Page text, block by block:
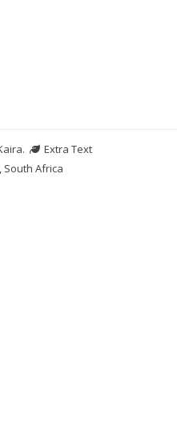
.
Extra Text
South Africa